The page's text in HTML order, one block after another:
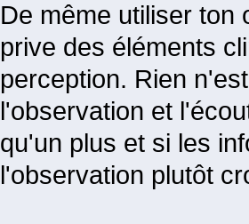
De même utiliser ton
prive des éléments
perception. Rien
l'observation et
qu'un plus et si les
l'observation plutôt